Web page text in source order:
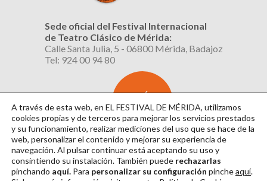
Sede oficial del Festival Internacional
de Teatro Clásico de Mérida:
Calle Santa Julia, 5 - 06800 Mérida, Badajoz
Tel: 924 00 94 80
SUSCRÍBETE
AL BOLETÍN
A través de esta web, en EL FESTIVAL DE MÉRIDA, utilizamos
cookies propias y de terceros para mejorar los servicios prestados
y su funcionamiento, realizar mediciones del uso que se hace de la
web, personalizar el contenido y mejorar su experiencia de
navegación. Al pulsar continuarestá aceptando su uso y
consintiendo su instalación. También puede rechazarlas
pinchando aquí. Para personalizar su configuración pincheaquí.